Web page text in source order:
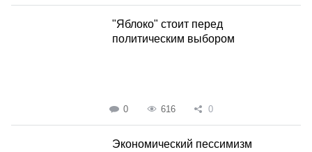
"Яблоко" стоит перед
политическим выбором
0 616 0
Экономический пессимизм